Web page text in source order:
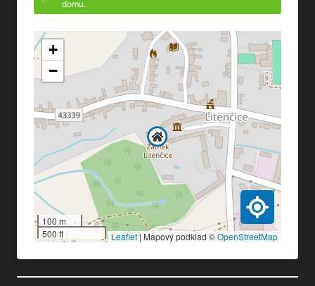
domu.
+
−
100 m
500 ft
Leaflet | Mapový podklad ©OpenStreetMap